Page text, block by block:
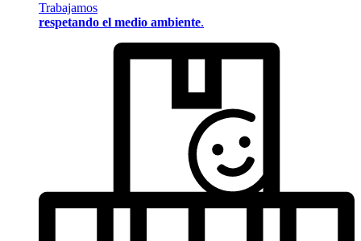
Trabajamos
respetando el medio ambiente.